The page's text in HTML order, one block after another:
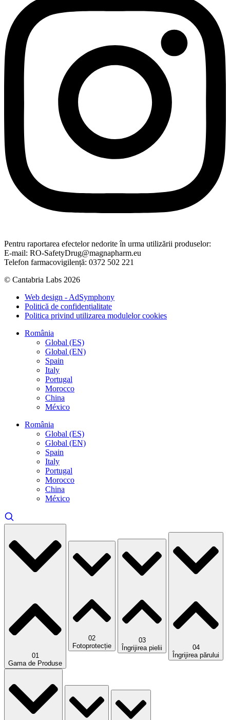
Pentru raportarea efectelor nedorite în urma utilizării produselor:
E-mail: RO-SafetyDrug@magnapharm.eu
Telefon farmacovigilență: 0372 502 221
© Cantabria Labs 2026
Web design - AdSymphony
Politică de confidențialitate
Politica privind utilizarea modulelor cookies
România
Global (ES)
Global (EN)
Spain
Italy
Portugal
Morocco
China
México
România
Global (ES)
Global (EN)
Spain
Italy
Portugal
Morocco
China
México
01
Gama de Produse
02
Fotoprotecție
03
Îngrijirea pielii
04
Îngrijirea părului